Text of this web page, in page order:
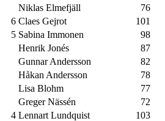
Niklas Elmefjäll
76
6 Claes Gejrot
101
5 Sabina Immonen
98
Henrik Jonés
87
Gunnar Andersson
82
Håkan Andersson
78
Lisa Blohm
77
Greger Nässén
72
4 Lennart Lundquist
103